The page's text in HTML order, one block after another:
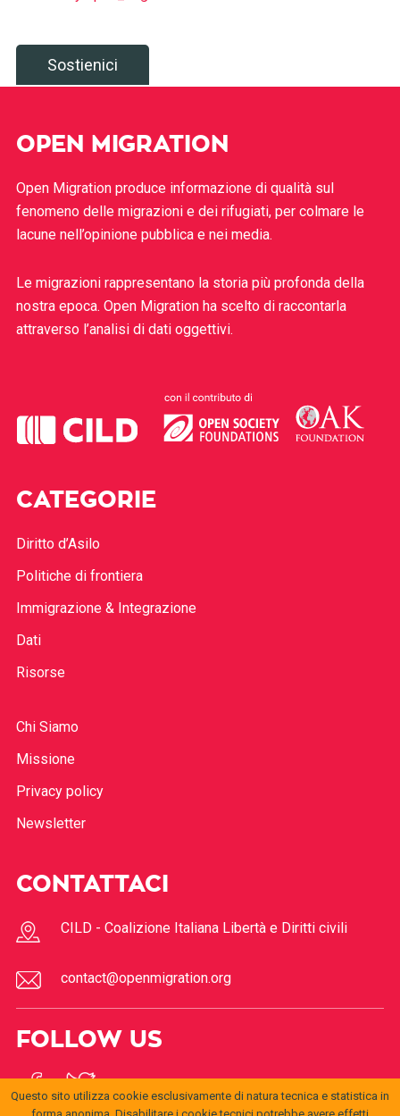
Sostienici
OPEN MIGRATION
Open Migration produce informazione di qualità sul
fenomeno delle migrazioni e dei rifugiati, per colmare le
lacune nell’opinione pubblica e nei media.
Le migrazioni rappresentano la storia più profonda della
nostra epoca. Open Migration ha scelto di raccontarla
attraverso l’analisi di dati oggettivi.
CATEGORIE
Diritto d’Asilo
Politiche di frontiera
Immigrazione & Integrazione
Dati
Risorse
Chi Siamo
Missione
Privacy policy
Newsletter
CONTATTACI
CILD - Coalizione Italiana Libertà e Diritti civili
contact@openmigration.org
FOLLOW US
Questo sito utilizza cookie esclusivamente di natura tecnica e statistica in